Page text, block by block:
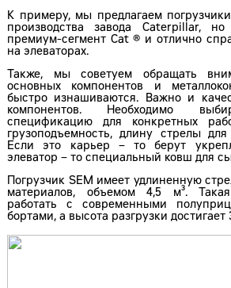
К примеру, мы предлагаем
производства завода Caterpillar,
премиум-сегмент Cat ® и отлично
на элеваторах.
Также, мы советуем обращать
основных компонентов и
быстро изнашиваются. Важно и
компонентов. Необходимо
спецификацию для конкретных
грузоподъемность, длину стрелы для
Если это карьер – то берут
элеватор – то специальный ковш для
Погрузчик SEM имеет удлиненную
материалов, объемом 4,5 м³.
работать с современными
бортами, а высота разгрузки достигает